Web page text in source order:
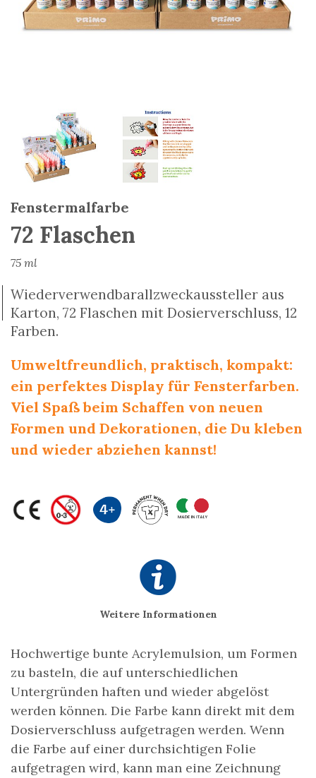
Fenstermalfarbe
72 Flaschen
75 ml
Wiederverwendbarallzweckaussteller aus
Karton, 72 Flaschen mit Dosierverschluss, 12
Farben.
Umweltfreundlich, praktisch, kompakt:
ein perfektes Display für Fensterfarben.
Viel Spaß beim Schaffen von neuen
Formen und Dekorationen, die Du kleben
und wieder abziehen kannst!
Weitere Informationen
Hochwertige bunte Acrylemulsion, um Formen
zu basteln, die auf unterschiedlichen
Untergründen haften und wieder abgelöst
werden können. Die Farbe kann direkt mit dem
Dosierverschluss aufgetragen werden. Wenn
die Farbe auf einer durchsichtigen Folie
aufgetragen wird, kann man eine Zeichnung